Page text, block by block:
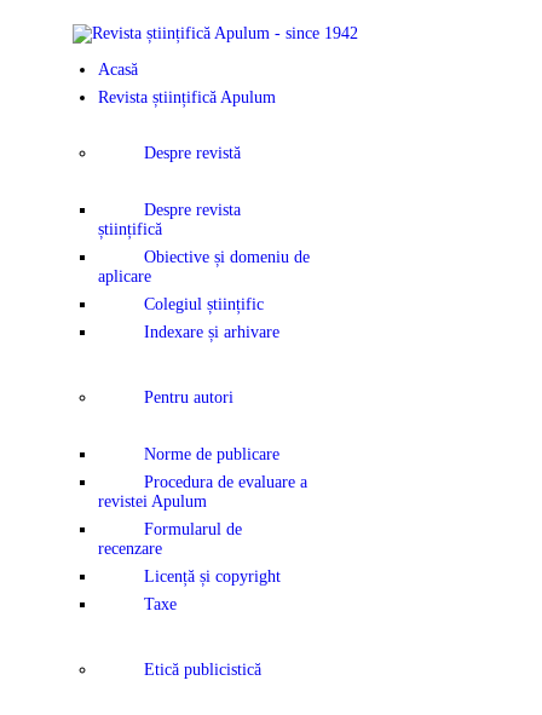
Acasă
Revista științifică Apulum
Despre revistă
Despre revista
științifică
Obiective și domeniu de
aplicare
Colegiul științific
Indexare și arhivare
Pentru autori
Norme de publicare
Procedura de evaluare a
revistei Apulum
Formularul de
recenzare
Licență și copyright
Taxe
Etică publicistică
ACASĂ